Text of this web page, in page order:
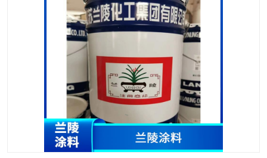
风电专用涂料
粉末涂料
流体机械专用涂料